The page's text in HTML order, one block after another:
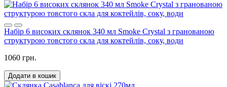
Набір 6 високих склянок 340 мл Smoke Crystal з гранованою
структурою товстого скла для коктейлів, соку, води
1060 грн.
Додати в кошик